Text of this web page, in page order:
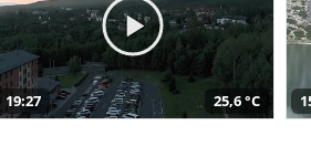
19:27 25,6 °C